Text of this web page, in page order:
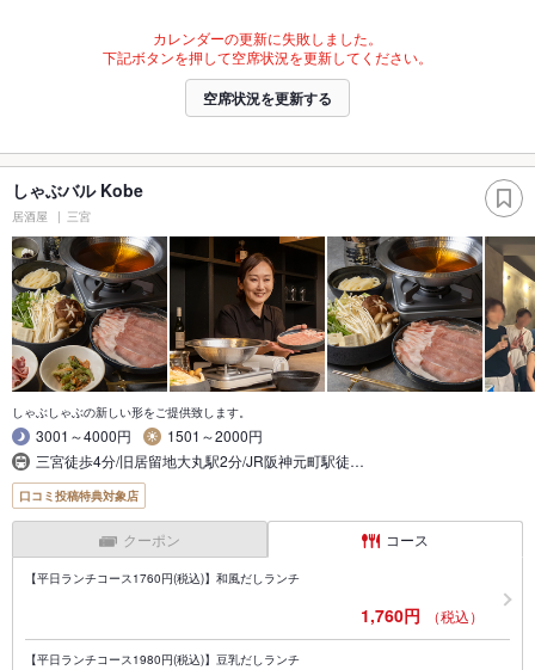
カレンダーの更新に失敗しました。
下記ボタンを押して空席状況を更新してください。
空席状況を更新する
しゃぶバル Kobe
居酒屋 三宮
しゃぶしゃぶの新しい形をご提供致します。
3001～4000円
1501～2000円
三宮徒歩4分/旧居留地大丸駅2分/JR阪神元町駅徒…
口コミ投稿特典対象店
クーポン コース
【平日ランチコース1760円(税込)】和風だしランチ
1,760円 （税込）
【平日ランチコース1980円(税込)】豆乳だしランチ